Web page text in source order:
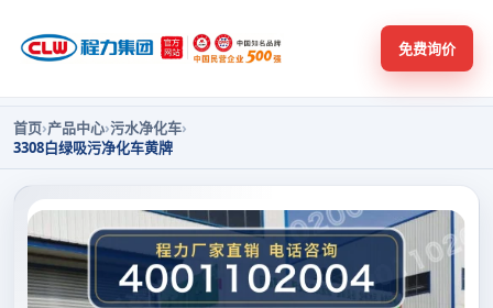
免费询价
首页›产品中心›污水净化车›
3308白绿吸污净化车黄牌